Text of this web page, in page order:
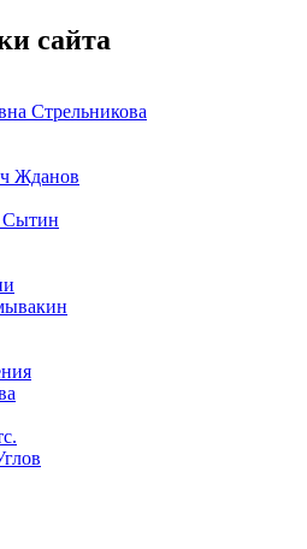
сайта
Стрельникова
Жданов
Сытин